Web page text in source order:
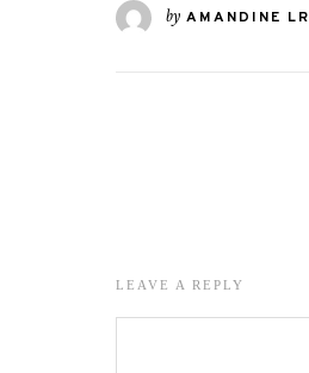
by AMANDINE LR
LEAVE A REPLY